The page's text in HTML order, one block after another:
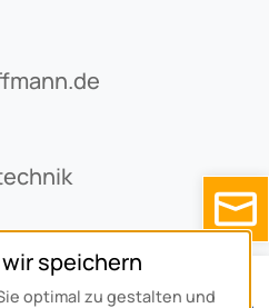
speichern
optimal zu gestalten und